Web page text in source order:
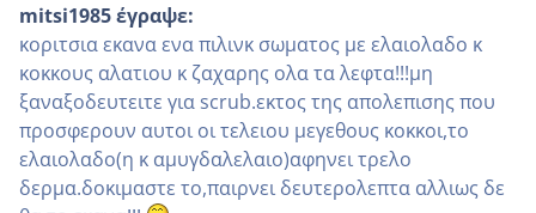
mitsi1985 έγραψε:
κοριτσια εκανα ενα πιλινκ σωματος με ελαιολαδο κ
κοκκους αλατιου κ ζαχαρης ολα τα λεφτα!!!μη
ξαναξοδευτειτε για scrub.εκτος της απολεπισης που
προσφερουν αυτοι οι τελειου μεγεθους κοκκοι,το
ελαιολαδο(η κ αμυγδαλελαιο)αφηνει τρελο
δερμα.δοκιμαστε το,παιρνει δευτερολεπτα αλλιως δε